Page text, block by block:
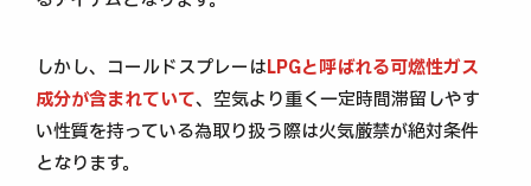
しかし、コールドスプレーはLPGと呼ばれる可燃性ガス
成分が含まれていて、空気より重く一定時間滞留しやす
い性質を持っている為取り扱う際は火気厳禁が絶対条件
となります。